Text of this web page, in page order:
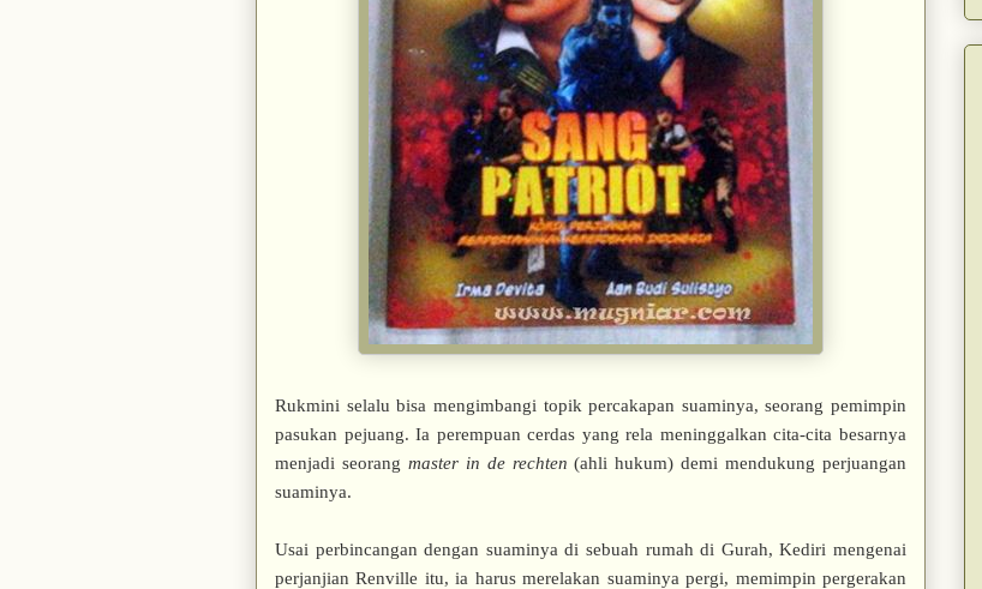
Rukmini selalu bisa mengimbangi topik percakapan suaminya, seorang pemimpin
pasukan pejuang. Ia perempuan cerdas yang rela meninggalkan cita-cita besarnya
menjadi seorang master in de rechten (ahli hukum) demi mendukung perjuangan
suaminya.
Usai perbincangan dengan suaminya di sebuah rumah di Gurah, Kediri mengenai
perjanjian Renville itu, ia harus merelakan suaminya pergi, memimpin pergerakan